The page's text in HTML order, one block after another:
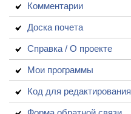
Комментарии
Доска почета
Справка / О проекте
Мои программы
Код для редактирования